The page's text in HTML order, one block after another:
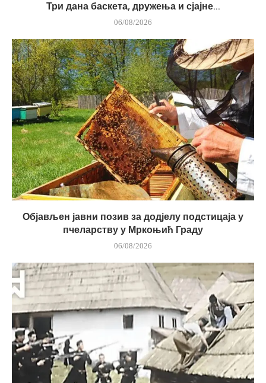
Три дана баскета, дружења и сјајне...
06/08/2026
Објављен јавни позив за додјелу подстицаја у
пчеларству у Мркоњић Граду
06/08/2026